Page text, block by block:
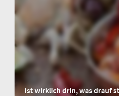
Ist wirklich drin, was drauf